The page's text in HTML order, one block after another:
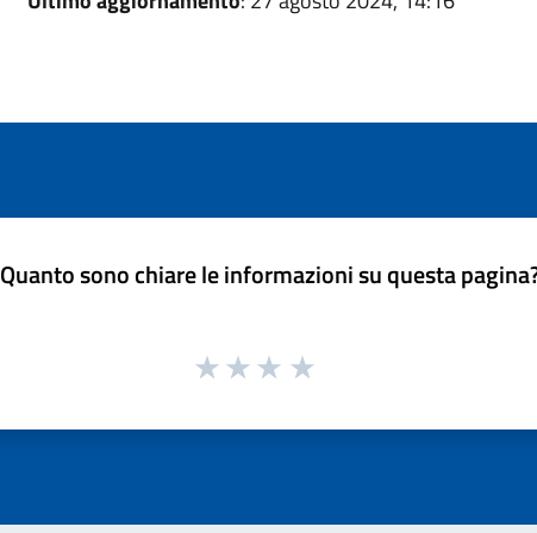
Quanto sono chiare le informazioni su questa